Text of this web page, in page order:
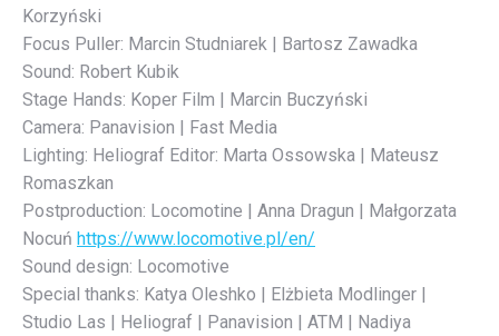
Korzyński
Focus Puller: Marcin Studniarek | Bartosz Zawadka
Sound: Robert Kubik
Stage Hands: Koper Film | Marcin Buczyński
Camera: Panavision | Fast Media
Lighting: Heliograf Editor: Marta Ossowska | Mateusz
Romaszkan
Postproduction: Locomotine | Anna Dragun | Małgorzata
Nocuń https://www.locomotive.pl/en/
Sound design: Locomotive
Special thanks: Katya Oleshko | Elżbieta Modlinger |
Studio Las | Heliograf | Panavision | ATM | Nadiya